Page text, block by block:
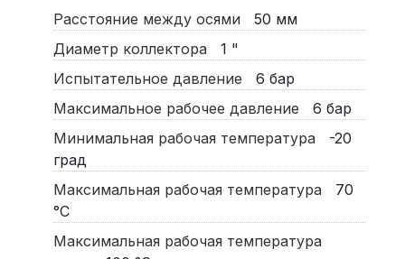
Расстояние между осями
50 мм
Диаметр коллектора
1 "
Испытательное давление
6 бар
Максимальное рабочее давление
6 бар
Минимальная рабочая температура
-20
град
Максимальная рабочая температура
70
°C
Максимальная рабочая температура